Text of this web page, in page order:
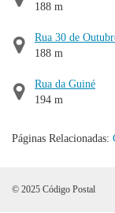
188 m
Rua 30 de
188 m
Rua da Guiné
194 m
Páginas Relacionadas:
© 2025 Código Postal